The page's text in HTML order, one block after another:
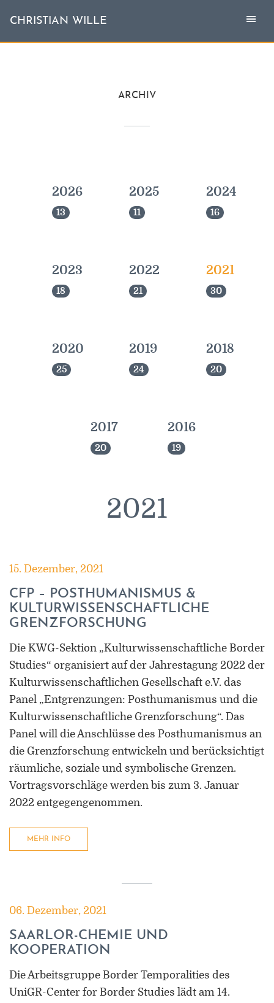
CHRISTIAN WILLE
Toggle
ORCID 0000-0002-5402-3860
Luxemburg
Leiter des Interdisziplinären
Stv. Leiter des trinationalen Master in
Praxis-, Grenztheorien und
Gründungsmitglied der
Arbeitsgruppen „Cultural Border
(UniGR-CBS) und „LABOR SwissLux“
Gutachter für internationale
Fördereinrichtungen
Mitherausgeber der Buchreihe
„Border Studies. Cultures, Spaces,
Orders” (Nomos)
Forschungsaufenthalte an der
Universität Flensburg, Viadrina
Luxemburg
CHRISTIAN WILLE
ARCHIV
2026
13
2025
11
2024
16
2023
18
2022
21
2021
30
2020
25
2019
24
2018
20
2017
20
2016
19
2021
15. Dezember, 2021
CFP – POSTHUMANISMUS &
KULTURWISSENSCHAFTLICHE
GRENZFORSCHUNG
Die KWG-Sektion „Kulturwissenschaftliche Border
Studies“ organisiert auf der Jahrestagung 2022 der
Kulturwissenschaftlichen Gesellschaft e.V. das
Panel „Entgrenzungen: Posthumanismus und die
Kulturwissenschaftliche Grenzforschung“. Das
Panel will die Anschlüsse des Posthumanismus an
die Grenzforschung entwickeln und berücksichtigt
räumliche, soziale und symbolische Grenzen.
Vortragsvorschläge werden bis zum 3. Januar
2022 entgegengenommen.
MEHR INFO
06. Dezember, 2021
SAARLOR-CHEMIE UND
KOOPERATION
Die Arbeitsgruppe Border Temporalities des
UniGR-Center for Border Studies lädt am 14.